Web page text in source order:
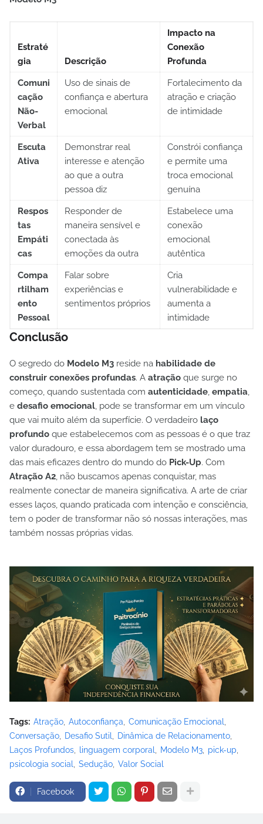
Estraté
gia
Descrição
Impacto na
Conexão
Profunda
Comuni
cação
Não-
Verbal
Uso de sinais de
confiança e abertura
emocional
Fortalecimento da
atração e criação
de intimidade
Escuta
Ativa
Demonstrar real
interesse e atenção
ao que a outra
pessoa diz
Constrói confiança
e permite uma
troca emocional
genuína
Respos
tas
Empáti
cas
Responder de
maneira sensível e
conectada às
emoções da outra
Estabelece uma
conexão
emocional
autêntica
Compa
rtilham
ento
Pessoal
Falar sobre
experiências e
sentimentos próprios
Cria
vulnerabilidade e
aumenta a
intimidade
Conclusão
O segredo do Modelo M3 reside na habilidade de
construir conexões profundas. A atração que surge no
começo, quando sustentada com autenticidade, empatia,
e desafio emocional, pode se transformar em um vínculo
que vai muito além da superfície. O verdadeiro laço
profundo que estabelecemos com as pessoas é o que traz
valor duradouro, e essa abordagem tem se mostrado uma
das mais eficazes dentro do mundo do Pick-Up. Com
Atração A2, não buscamos apenas conquistar, mas
realmente conectar de maneira significativa. A arte de criar
esses laços, quando praticada com intenção e consciência,
tem o poder de transformar não só nossas interações, mas
também nossas próprias vidas.
Tags: Atração Autoconfiança
Comunicação Emocional
Conversação
Desafio Sutil
Dinâmica de Relacionamento
Laços Profundos
linguagem corporal Modelo M3
pick-up
psicologia social
Sedução Valor Social
Facebook